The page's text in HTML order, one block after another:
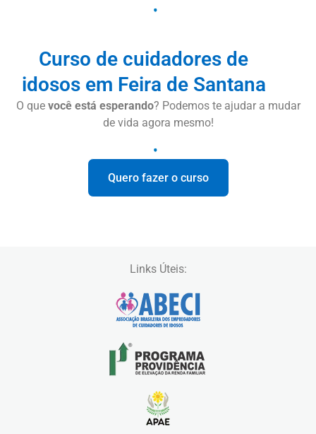
Curso de cuidadores de
idosos em Feira de Santana
O que você está esperando? Podemos te ajudar a mudar
de vida agora mesmo!
Quero fazer o curso
Links Úteis: